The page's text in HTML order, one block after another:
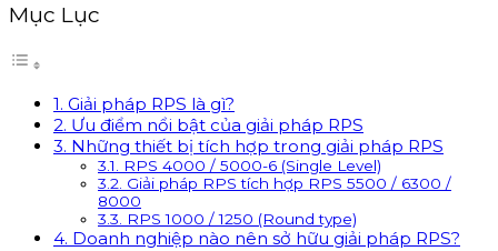
Mục Lục
1. Giải pháp RPS là gì?
2. Ưu điểm nổi bật của giải pháp RPS
3. Những thiết bị tích hợp trong giải pháp RPS
3.1. RPS 4000 / 5000-6 (Single Level)
3.2. Giải pháp RPS tích hợp RPS 5500 / 6300 /
8000
3.3. RPS 1000 / 1250 (Round type)
4. Doanh nghiệp nào nên sở hữu giải pháp RPS?